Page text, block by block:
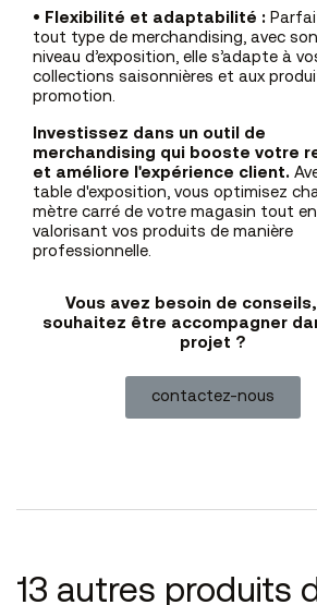
• Flexibilité et adaptabilité :
tout type de merchandising, avec
niveau d’exposition, elle s’adapte à
collections saisonnières et aux
promotion.
Investissez dans un outil de
merchandising qui booste votre
et améliore l'expérience client.
table d'exposition, vous optimisez
mètre carré de votre magasin tout en
valorisant vos produits de manière
professionnelle.
Vous avez besoin de
souhaitez être accompagner
projet ?
contactez-nous
13 autres produits